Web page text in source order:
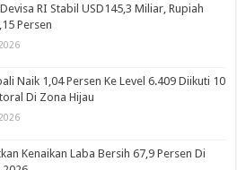
RI Stabil USD145,3 Miliar, Rupiah
Persen
Naik 1,04 Persen Ke Level 6.409 Diikuti 10
Di Zona Hijau
Kenaikan Laba Bersih 67,9 Persen Di